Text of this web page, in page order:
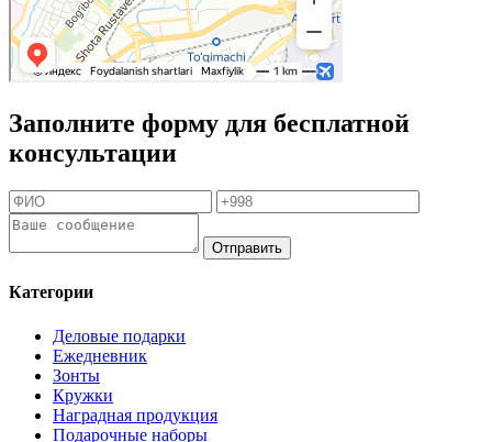
Заполните форму для бесплатной
консультации
Отправить
Категории
Деловые подарки
Ежедневник
Зонты
Кружки
Наградная продукция
Подарочные наборы